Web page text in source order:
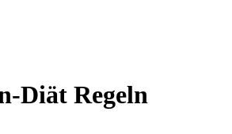
Diät Regeln